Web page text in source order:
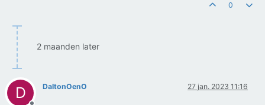
0
2 maanden later
D DaltonOenO 27 jan. 2023 11:16